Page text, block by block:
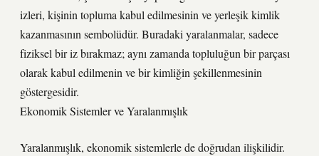
izleri, kişinin topluma kabul edilmesinin ve yerleşik kimlik
kazanmasının sembolüdür. Buradaki yaralanmalar, sadece
fiziksel bir iz bırakmaz; aynı zamanda topluluğun bir parçası
olarak kabul edilmenin ve bir kimliğin şekillenmesinin
göstergesidir.
Ekonomik Sistemler ve Yaralanmışlık
Yaralanmışlık, ekonomik sistemlerle de doğrudan ilişkilidir.